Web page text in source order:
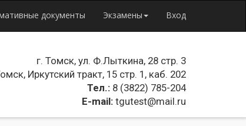
документы Экзамены Вход
г. Томск, ул. Ф.Лыткина, 28 стр. 3
Иркутский тракт, 15 стр. 1, каб. 202
Тел.: 8 (3822) 785-204
E-mail: tgutest@mail.ru